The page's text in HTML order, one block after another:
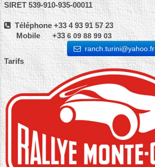
SIRET 539-910-935-00011
Téléphone +33 4 93 91 57 23
Mobile +336 09 88 99 03
ranch.turini@yahoo.fr
Tarifs